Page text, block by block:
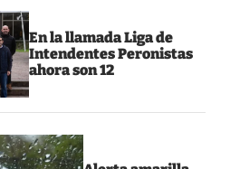
En la llamada Liga de
Intendentes Peronistas
ahora son 12